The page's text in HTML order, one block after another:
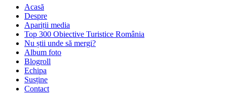
Acasă
Despre
Apariții media
Top 300 Obiective Turistice România
Nu știi unde să mergi?
Album foto
Blogroll
Echipa
Susține
Contact